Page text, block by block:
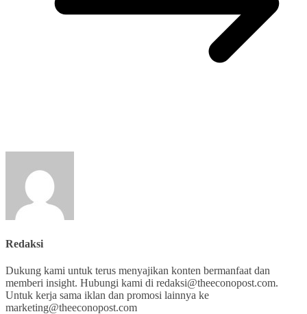
Redaksi
Dukung kami untuk terus menyajikan konten bermanfaat dan
memberi insight. Hubungi kami di redaksi@theeconopost.com.
Untuk kerja sama iklan dan promosi lainnya ke
marketing@theeconopost.com